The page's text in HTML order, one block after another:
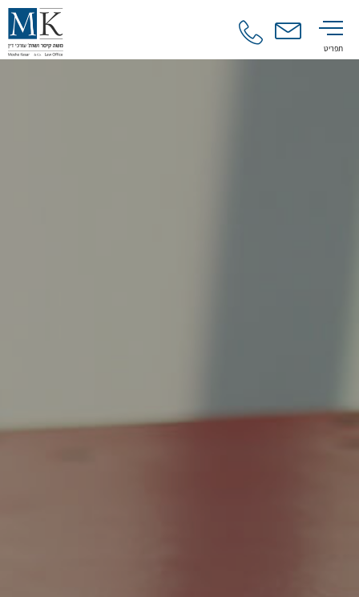
תפריט